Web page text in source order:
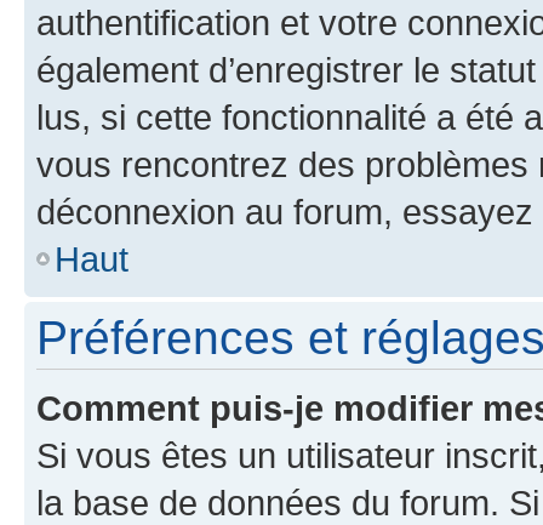
authentification et votre
également d’enregistrer le
lus, si cette fonctionnalité a été
vous rencontrez des
déconnexion au forum,
Haut
Préférences et
Comment puis-je modifier
Si vous êtes un utilisateur
la base de données du forum.